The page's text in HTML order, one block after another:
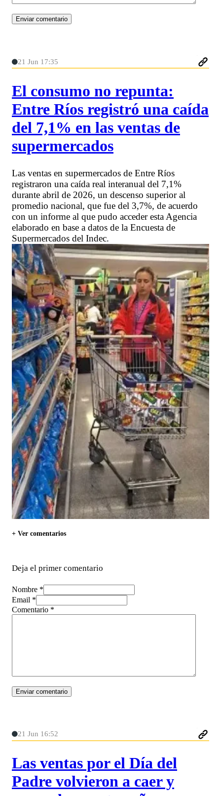
21 Jun 17:35
El consumo no repunta:
Entre Ríos registró una caída
del 7,1% en las ventas de
supermercados
Las ventas en supermercados de Entre Ríos
registraron una caída real interanual del 7,1%
durante abril de 2026, un descenso superior al
promedio nacional, que fue del 3,7%, de acuerdo
con un informe al que pudo acceder esta Agencia
elaborado en base a datos de la Encuesta de
Supermercados del Indec.
+ Ver comentarios
Deja el primer comentario
Nombre *
Email *
Comentario *
21 Jun 16:52
Las ventas por el Día del
Padre volvieron a caer y